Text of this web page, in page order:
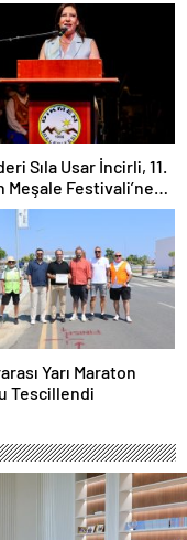
Sıla Usar İncirli, 11.
Meşale Festivali’ne
Yarı Maraton
Tescillendi